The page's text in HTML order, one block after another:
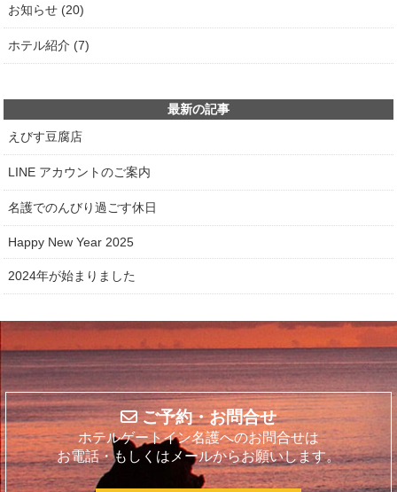
お知らせ (20)
ホテル紹介 (7)
最新の記事
えびす豆腐店
LINE アカウントのご案内
名護でのんびり過ごす休日
Happy New Year 2025
2024年が始まりました
ご予約・お問合せ
ホテルゲートイン名護へのお問合せは
お電話・もしくはメールからお願いします。